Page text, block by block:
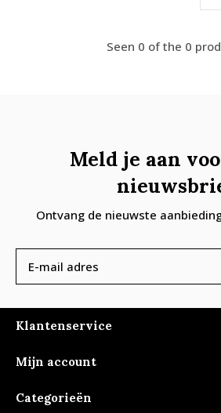
Seen 0 of the 0
Meld je aan
Ontvang de nieuwste
Klantenservice
Mijn account
Categorieën